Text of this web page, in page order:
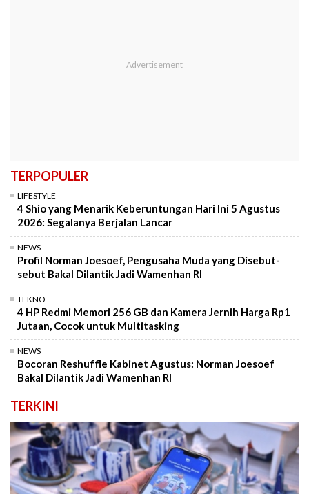
TERPOPULER
LIFESTYLE
4 Shio yang Menarik Keberuntungan Hari Ini 5 Agustus
2026: Segalanya Berjalan Lancar
NEWS
Profil Norman Joesoef, Pengusaha Muda yang Disebut-
sebut Bakal Dilantik Jadi Wamenhan RI
TEKNO
4 HP Redmi Memori 256 GB dan Kamera Jernih Harga Rp1
Jutaan, Cocok untuk Multitasking
NEWS
Bocoran Reshuffle Kabinet Agustus: Norman Joesoef
Bakal Dilantik Jadi Wamenhan RI
TERKINI